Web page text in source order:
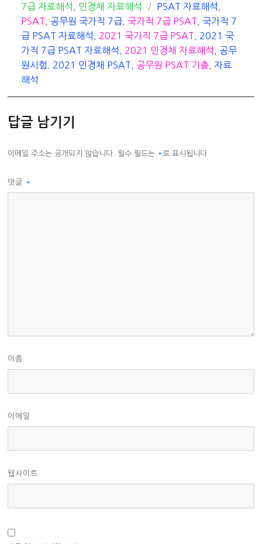
카
테
고
리
7급 자료해석 민경채 자료해석
태
그
PSAT 자료해석
PSAT
공무원 국가직 7급 국가직 7급 PSAT
국가직 7
급 PSAT 자료해석
2021 국가직 7급 PSAT
2021 국
가직 7급 PSAT 자료해석
2021 민경채 자료해석
공무
원시험. 2021 민경채 PSAT
공무원 PSAT 기출 ,자료
해석
답글 남기기
이메일 주소는 공개되지 않습니다. 필수 필드는 *로 표시됩니다
댓글 *
이름
이메일
웹사이트